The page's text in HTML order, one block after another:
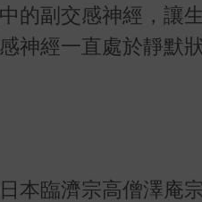
的副交感神經，讓
神經一直處於靜默
本臨濟宗高僧澤庵